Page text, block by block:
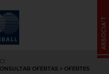
OFERTAS > OFERTES